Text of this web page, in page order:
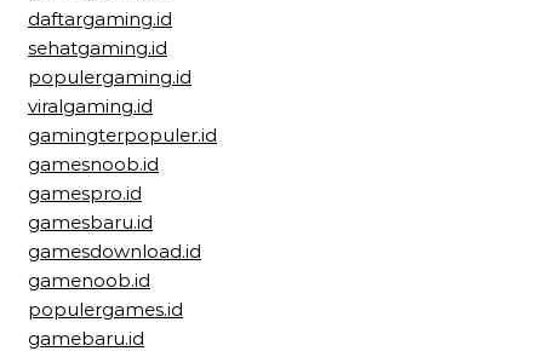
daftargaming.id
sehatgaming.id
populergaming.id
viralgaming.id
gamingterpopuler.id
gamesnoob.id
gamespro.id
gamesbaru.id
gamesdownload.id
gamenoob.id
populergames.id
gamebaru.id